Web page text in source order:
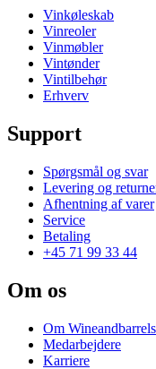
Vinkøleskab
Vinreoler
Vinmøbler
Vintønder
Vintilbehør
Erhverv
Support
Spørgsmål og svar
Levering og
Afhentning af varer
Service
Betaling
+45 71 99 33 44
Om os
Om Wineandbarrels
Medarbejdere
Karriere